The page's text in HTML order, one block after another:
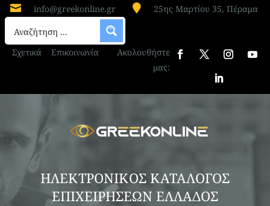
 info@greekonline.gr  25ης Μαρτίου 35, Πέραμα
Σχετικά Επικοινωνία
Ακολουθήστε
μας:
ΗΛΕΚΤΡΟΝΙΚΟΣ ΚΑΤΑΛΟΓΟΣ
ΕΠΙΧΕΙΡΗΣΕΩΝ ΕΛΛΑΔΟΣ